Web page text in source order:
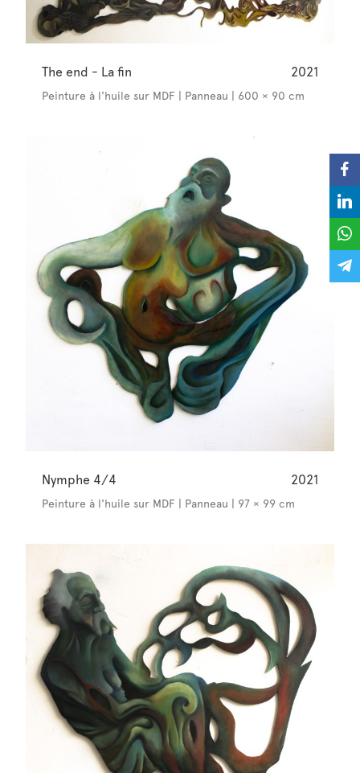
The end - La fin 2021
Peinture à l'huile sur MDF | Panneau | 600 × 90 cm
Nymphe 4/4 2021
Peinture à l'huile sur MDF | Panneau | 97 × 99 cm